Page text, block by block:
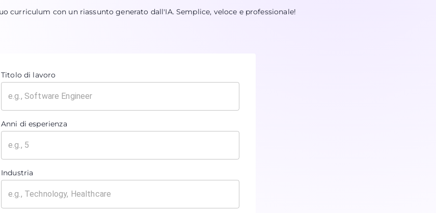
curriculum con un riassunto generato dall'IA. Semplice, veloce e professionale!
Titolo di lavoro
Anni di esperienza
Industria